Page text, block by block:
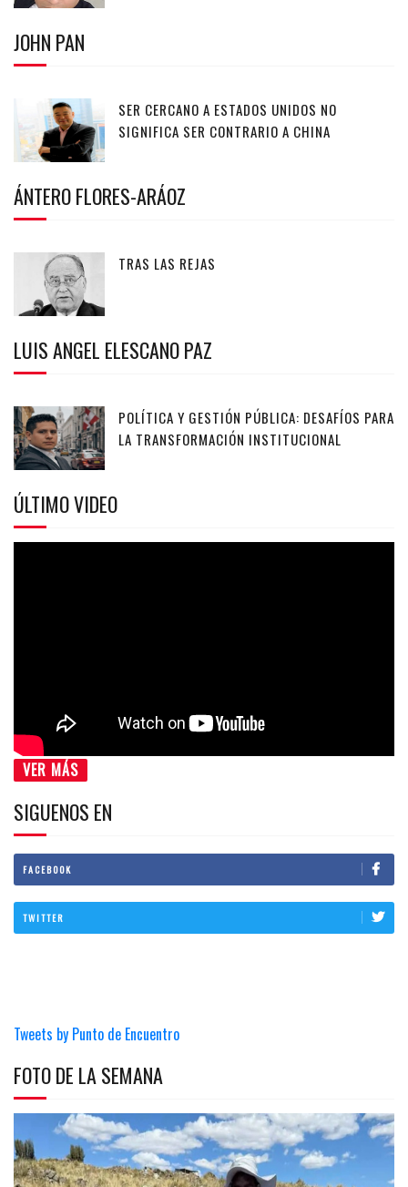
JOHN PAN
SER CERCANO A ESTADOS UNIDOS NO
SIGNIFICA SER CONTRARIO A CHINA
ÁNTERO FLORES-ARÁOZ
TRAS LAS REJAS
LUIS ANGEL ELESCANO PAZ
POLÍTICA Y GESTIÓN PÚBLICA: DESAFÍOS PARA
LA TRANSFORMACIÓN INSTITUCIONAL
ÚLTIMO VIDEO
VER MÁS
SIGUENOS EN
FACEBOOK
TWITTER
Tweets by Punto de Encuentro
FOTO DE LA SEMANA